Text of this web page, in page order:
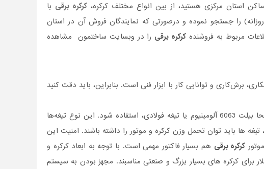
استان مرکزی هستید، از بین انواع مختلف کرکره، کرکره برقی با
را جستجو نموده و درصورتی‌ که نمایندگان فروش آن در استان
مربوط به فروشنده کرکره برقی را در وبسایت ساختمون مشاهده
و توانایی کار با ابزار فنی است. بنابراین، باید دقت کنید
مساله دیگر، کیفیت تیغه‌ی آلمینیومی است. توجه کنید که از تیغه مناسب، ترجیحا بیلت 6063 آلومینیوم یا تیغه فولادی، استفاده شود. این نوع تیغه‌ها
ها باید توان تحمل وزن کرکره و موتور را داشته باشند. امنیت این
کرکره برقی هم بسیار فاکتور مهمی است. با توجه به ابعاد کرکره و
برای کرکره های بسیار بزرگ و صنعتی مناسبند. مجهز بودن به سیستم